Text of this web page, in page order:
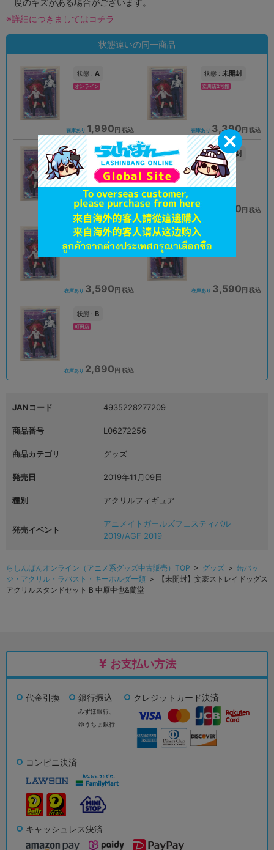
度のキズがある場合がございます。
※詳細につきましてはコチラ
状態違いの同一商品
状態 : A
オンライン
在庫あり 1,990円 税込
状態 : 未開封
立川店2号館
在庫あり 3,390円 税込
状態 :A
大阪梅田店
在庫あり 3,051円 税込
状態 :未開封
岡山店
3,390円 税込
状態 :未開封
新宿マルイアネックス店
在庫あり 3,590円 税込
秋葉原店新館
在庫あり 3,590円 税込
状態 : B
町田店
在庫あり 2,690円 税込
JANコード 4935228277209
商品番号 L06272256
商品カテゴリ グッズ
発売日 2019年11月09日
種別 アクリルフィギュア
発売イベント
アニメイトガールズフェスティバル
2019/AGF 2019
らしんばんオンライン（アニメ系グッズ中古販売）TOP > グッズ > 缶バッ
ジ・アクリル・ラバスト・キーホルダー類 > 【未開封】文豪ストレイドッグス
アクリルスタンドセット B 中原中也&蘭堂
お支払い方法
代金引換 銀行振込
みずほ銀行、
ゆうちょ銀行
クレジットカード決済
コンビニ決済
キャッシュレス決済